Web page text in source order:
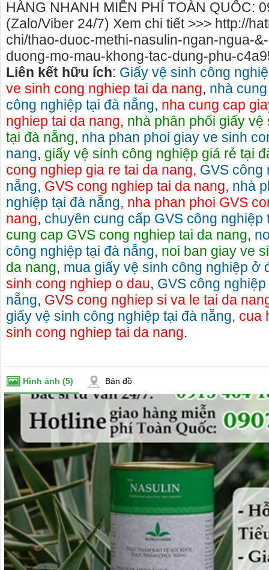
HÀNG NHANH MIỄN PHÍ TOÀN QUỐC:
(Zalo/Viber 24/7) Xem chi tiết >>> http://
chi/thao-duoc-methi-nasulin-ngan-ngua-
duong-mo-mau-khong-tac-dung-phu-
Liên kết hữu ích: Giấy vệ sinh công
ve sinh cong nghiep tai da nang, nhà
công nghiệp tại đà nẵng, nha cung cap
nghiep tai da nang, nhà phân phối giấy
tại đà nẵng, nha phan phoi giay ve sinh
nang, giấy vệ sinh công nghiệp giá rẻ tại
cong nghiep gia re tai da nang, GVS công
nẵng, GVS cong nghiep tai da nang, nhà
nghiệp tại đà nẵng, nha phan phoi GVS
nang, chuyên cung cấp GVS công nghiệp
cung cap GVS cong nghiep tai da nang,
công nghiệp tại đà nẵng, noi ban giay ve
da nang, mua giấy vệ sinh công nghiệp ở
sinh cong nghiep o dau, GVS công
nẵng, GVS cong nghiep si va le tai da
giấy vệ sinh công nghiệp tại đà nẵng, cua
sinh cong nghiep tai da nang.
Hình ảnh (5) Bản đồ